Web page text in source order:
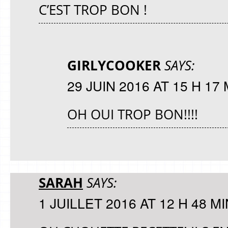
C’EST TROP BON !
GIRLYCOOKERSAYS:
29 JUIN 2016 AT 15 H 17
OH OUI TROP BON!!!!
SARAH SAYS:
1 JUILLET 2016 AT 12 H 48